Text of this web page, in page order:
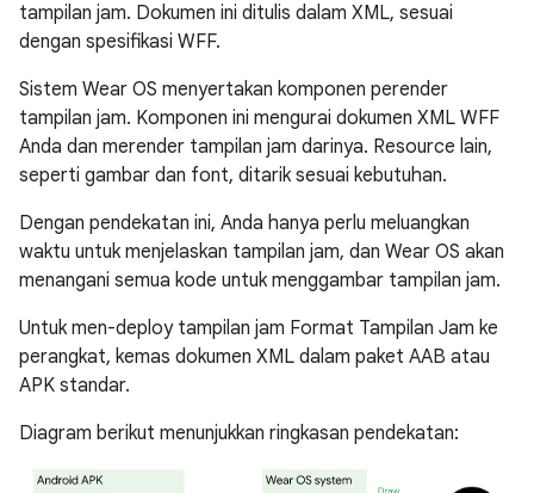
tampilan jam. Dokumen ini ditulis dalam XML, sesuai
dengan spesifikasi WFF.
Sistem Wear OS menyertakan komponen perender
tampilan jam. Komponen ini mengurai dokumen XML WFF
Anda dan merender tampilan jam darinya. Resource lain,
seperti gambar dan font, ditarik sesuai kebutuhan.
Dengan pendekatan ini, Anda hanya perlu meluangkan
waktu untuk menjelaskan tampilan jam, dan Wear OS akan
menangani semua kode untuk menggambar tampilan jam.
Untuk men-deploy tampilan jam Format Tampilan Jam ke
perangkat, kemas dokumen XML dalam paket AAB atau
APK standar.
Diagram berikut menunjukkan ringkasan pendekatan: